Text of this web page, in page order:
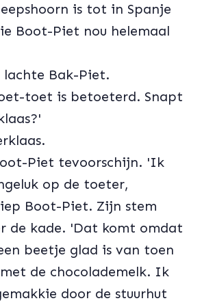
is tot in Spanje
Boot-Piet nou helemaal
lachte Bak-Piet.
toet is betoeterd. Snapt
Piet tevoorschijn. 'Ik
op de toeter,
Boot-Piet. Zijn stem
de kade. 'Dat komt omdat
beetje glad is van toen
de chocolademelk. Ik
door de stuurhut